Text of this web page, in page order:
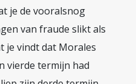
je de vooralsnog
van fraude slikt als
je vindt dat Morales
vierde termijn had